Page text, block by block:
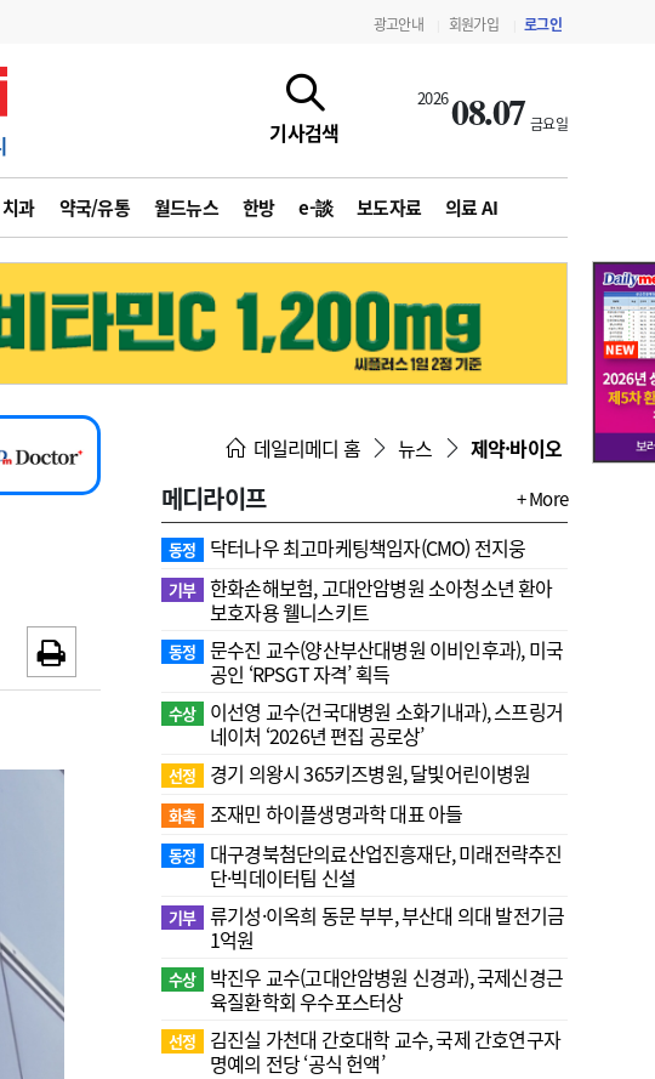
광고안내 회원가입 로그인
기사검색
202608.07 금요일
치과 약국/유통 월드뉴스 한방 e-談 보도자료 의료 AI
공시 지침·기준·평가 약제급여 심사 결과
데일리메디 홈 뉴스 제약·바이오
메디라이프 + More
동정 닥터나우 최고마케팅책임자(CMO) 전지웅
기부 한화손해보험, 고대안암병원 소아청소년 환아
보호자용 웰니스키트
동정
문수진 교수( 양산부산대병원 이비인후과), 미국
공인 ‘RPSGT 자격’ 획득
수상
이선영 교수(건국대병원 소화기내과), 스프링거
네이처 ‘2026년 편집 공로상’
선정 경기 의왕시 365키즈병원, 달빛어린이병원
화촉 조재민 하이플생명과학 대표 아들
동정
대구경북첨단의료산업진흥재단, 미래전략추진
단·빅데이터팀 신설
기부 류기성·이옥희 동문 부부, 부산대 의대 발전기금
1억원
수상
박진우 교수(고대안암병원 신경과), 국제신경근
육질환학회 우수포스터상
선정
김진실 가천대 간호대학 교수, 국제 간호연구자
명예의 전당 ‘공식 헌액’